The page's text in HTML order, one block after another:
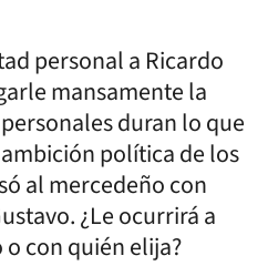
personal a Ricardo
mansamente la
duran lo que
política de los
al mercedeño con
¿Le ocurrirá a
con quién elija?